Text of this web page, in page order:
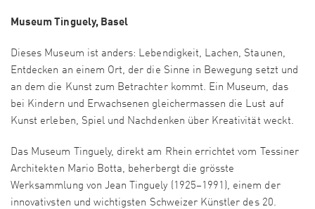
Museum Tinguely, Basel
Dieses Museum ist anders: Lebendigkeit, Lachen, Staunen,
Entdecken an einem Ort, der die Sinne in Bewegung setzt und
an dem die Kunst zum Betrachter kommt. Ein Museum, das
bei Kindern und Erwachsenen gleichermassen die Lust auf
Kunst erleben, Spiel und Nachdenken über Kreativität weckt.
Das Museum Tinguely, direkt am Rhein errichtet vom Tessiner
Architekten Mario Botta, beherbergt die grösste
Werksammlung von Jean Tinguely (1925–1991), einem der
innovativsten und wichtigsten Schweizer Künstler des 20.